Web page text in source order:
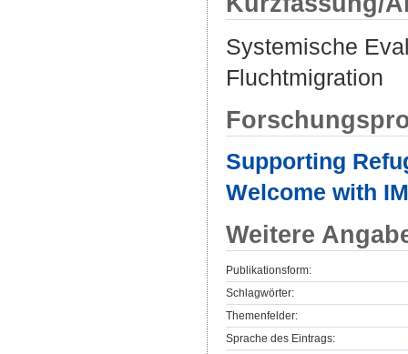
Systemische
Fluchtmigration
Supporting
Welcome with
Weitere
Publikationsform:
Schlagwörter:
Themenfelder:
Sprache des Eintrags: